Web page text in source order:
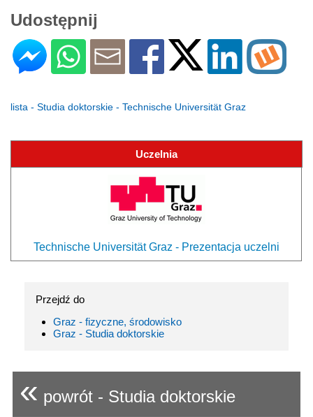
Udostępnij
lista - Studia doktorskie - Technische Universität Graz
Uczelnia
Technische Universität Graz - Prezentacja uczelni
Przejdź do
Graz - fizyczne, środowisko
Graz - Studia doktorskie
« powrót - Studia doktorskie